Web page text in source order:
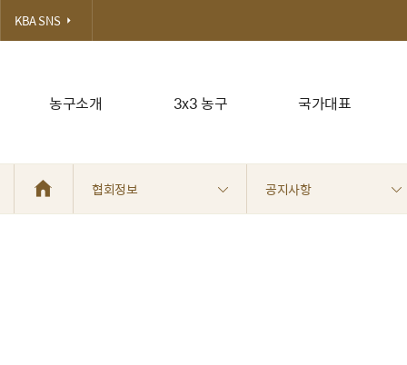
농구소개 3x3 농구 국가대표
KBA SNS
협회정보 공지사항